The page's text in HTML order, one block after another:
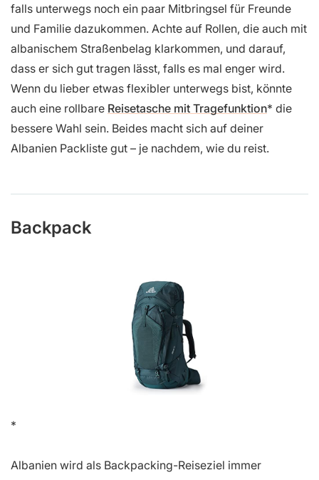
falls unterwegs noch ein paar Mitbringsel für Freunde
und Familie dazukommen. Achte auf Rollen, die auch mit
albanischem Straßenbelag klarkommen, und darauf,
dass er sich gut tragen lässt, falls es mal enger wird.
Wenn du lieber etwas flexibler unterwegs bist, könnte
auch eine rollbare Reisetasche mit Tragefunktion die
bessere Wahl sein. Beides macht sich auf deiner
Albanien Packliste gut – je nachdem, wie du reist.
Backpack
Albanien wird als Backpacking-Reiseziel immer